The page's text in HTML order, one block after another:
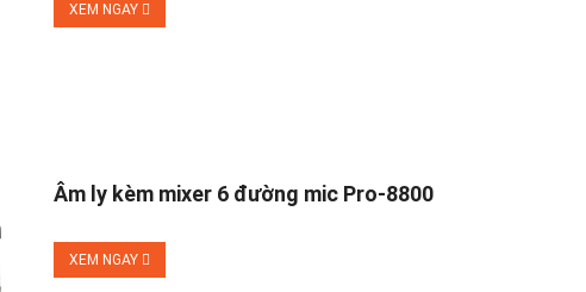
XEM NGAY
Âm ly kèm mixer 6 đường mic Pro-8800
XEM NGAY